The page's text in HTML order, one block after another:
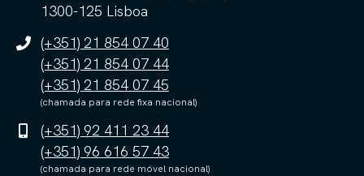
1300-125 Lisboa
(+351) 21 854 07 40
(+351) 21 854 07 44
(+351) 21 854 07 45
(chamada para rede fixa nacional)
(+351) 92 411 23 44
(+351) 96 616 57 43
(chamada para rede móvel nacional)